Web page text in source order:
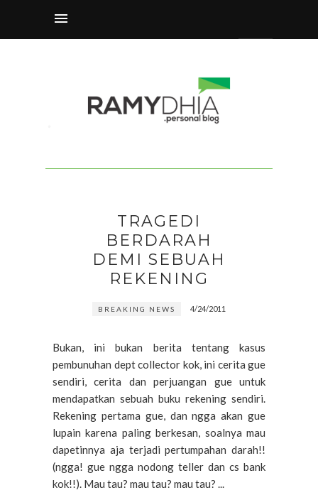
TRAGEDI
BERDARAH
DEMI SEBUAH
REKENING
BREAKING NEWS 4/24/2011
Bukan, ini bukan berita tentang kasus
pembunuhan dept collector kok, ini cerita gue
sendiri, cerita dan perjuangan gue untuk
mendapatkan sebuah buku rekening sendiri.
Rekening pertama gue, dan ngga akan gue
lupain karena paling berkesan, soalnya mau
dapetinnya aja terjadi pertumpahan darah!!
(ngga! gue ngga nodong teller dan cs bank
kok!!). Mau tau? mau tau? mau tau? ...